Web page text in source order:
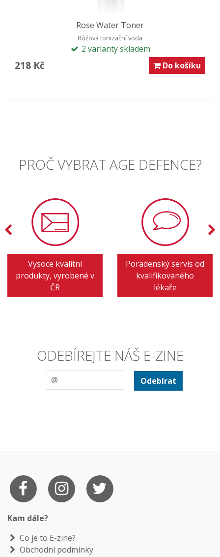
Rose Water Toner
Růžová tonizační voda
2 varianty skladem
218 Kč Do košíku
PROČ VYBRAT AGE DEFENCE?
Vysoce kvalitní
produkty, vyrobené v
ČR
Poradenský servis od
kvalifikovaného
lékaře
ODEBÍREJTE NÁŠ E-ZINE
Odebírat
Kam dále?
Co je to E-zine?
Obchodní podmínky